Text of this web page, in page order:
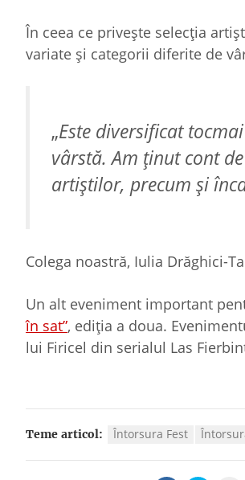
În ceea ce privește selecția
variate și categorii diferite de
„Este diversificat
vârstă. Am ținut cont
artiștilor, precum și
Colega noastră, Iulia Drăghici-
Un alt eveniment important
în sat”, ediția a doua.
lui Firicel din serialul Las
Teme articol: Întorsura Fest